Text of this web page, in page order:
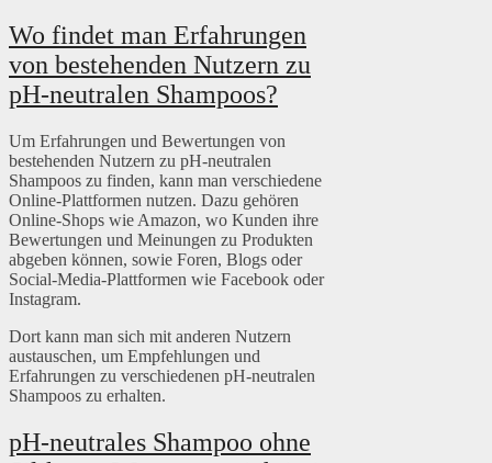
Wo findet man Erfahrungen
von bestehenden Nutzern zu
pH-neutralen Shampoos?
Um Erfahrungen und Bewertungen von
bestehenden Nutzern zu pH-neutralen
Shampoos zu finden, kann man verschiedene
Online-Plattformen nutzen. Dazu gehören
Online-Shops wie Amazon, wo Kunden ihre
Bewertungen und Meinungen zu Produkten
abgeben können, sowie Foren, Blogs oder
Social-Media-Plattformen wie Facebook oder
Instagram.
Dort kann man sich mit anderen Nutzern
austauschen, um Empfehlungen und
Erfahrungen zu verschiedenen pH-neutralen
Shampoos zu erhalten.
pH-neutrales Shampoo ohne